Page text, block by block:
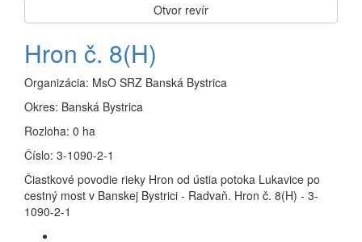
Otvor revír
Hron č. 8(H)
Organizácia: MsO SRZ Banská Bystrica
Okres: Banská Bystrica
Rozloha: 0 ha
Číslo: 3-1090-2-1
Čiastkové povodie rieky Hron od ústia potoka Lukavice po
cestný most v Banskej Bystrici - Radvaň. Hron č. 8(H) - 3-
1090-2-1